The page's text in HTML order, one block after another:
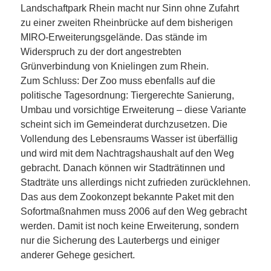
Landschaftpark Rhein macht nur Sinn ohne Zufahrt
zu einer zweiten Rheinbrücke auf dem bisherigen
MIRO-Erweiterungsgelände. Das stände im
Widerspruch zu der dort angestrebten
Grünverbindung von Knielingen zum Rhein.
Zum Schluss: Der Zoo muss ebenfalls auf die
politische Tagesordnung: Tiergerechte Sanierung,
Umbau und vorsichtige Erweiterung – diese Variante
scheint sich im Gemeinderat durchzusetzen. Die
Vollendung des Lebensraums Wasser ist überfällig
und wird mit dem Nachtragshaushalt auf den Weg
gebracht. Danach können wir Stadträtinnen und
Stadträte uns allerdings nicht zufrieden zurücklehnen.
Das aus dem Zookonzept bekannte Paket mit den
Sofortmaßnahmen muss 2006 auf den Weg gebracht
werden. Damit ist noch keine Erweiterung, sondern
nur die Sicherung des Lauterbergs und einiger
anderer Gehege gesichert.